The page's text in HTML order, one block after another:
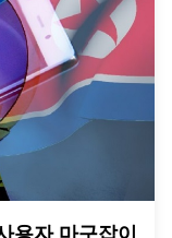
용자 마구잡이